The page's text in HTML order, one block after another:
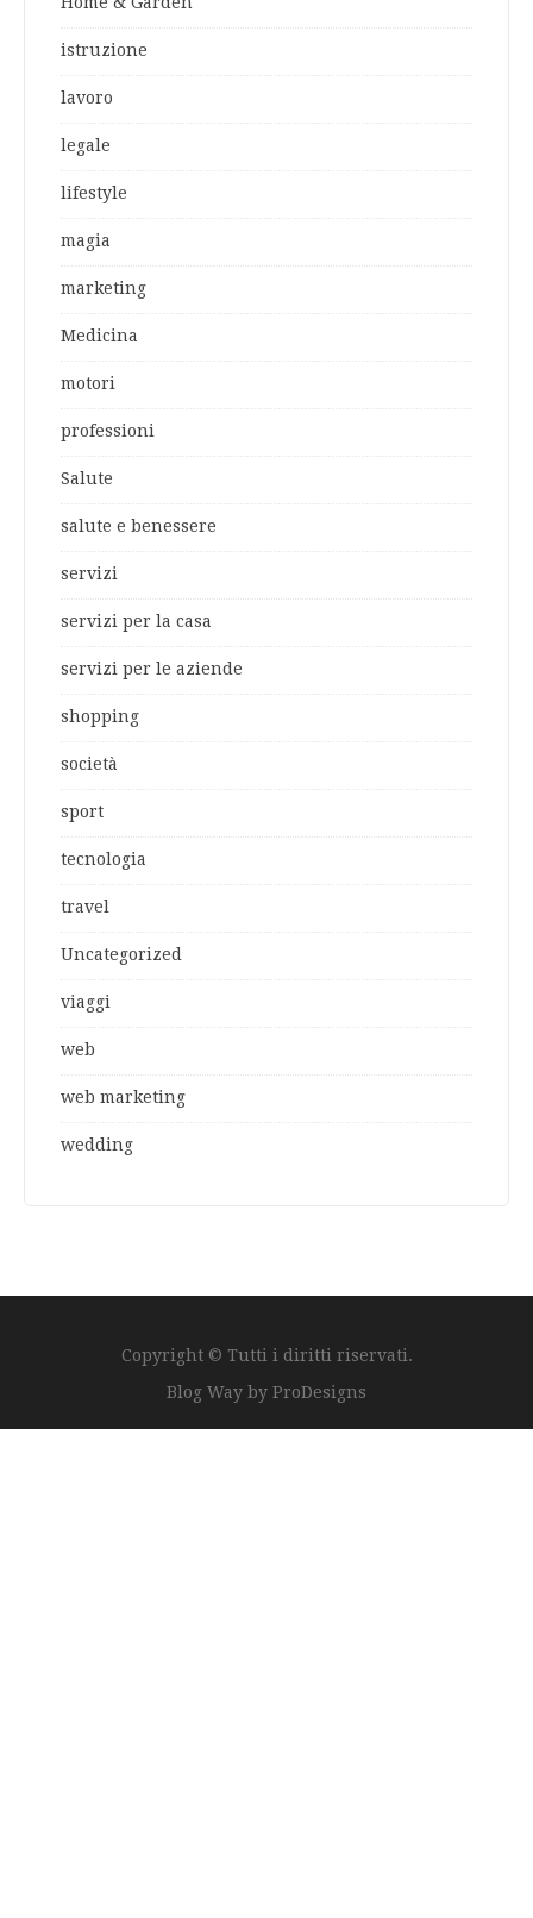
istruzione
lavoro
legale
lifestyle
magia
marketing
Medicina
motori
professioni
Salute
salute e benessere
servizi
servizi per la casa
servizi per le aziende
shopping
società
sport
tecnologia
travel
Uncategorized
viaggi
web
web marketing
wedding
Copyright © Tutti i diritti riservati.
Blog Way by ProDesigns